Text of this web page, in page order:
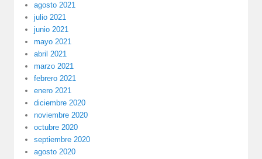
agosto 2021
julio 2021
junio 2021
mayo 2021
abril 2021
marzo 2021
febrero 2021
enero 2021
diciembre 2020
noviembre 2020
octubre 2020
septiembre 2020
agosto 2020